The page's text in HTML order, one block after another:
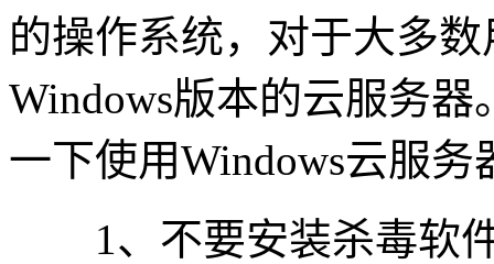
的操作系统，对于大多
Windows版本的云服务
一下使用Windows云服
1、不要安装杀毒软